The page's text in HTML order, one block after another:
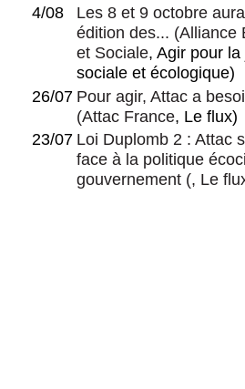
4/08
Les 8 et 9 octobre
édition des... (Alliance
et Sociale, Agir pour
sociale et écologique)
26/07 Pour agir, Attac a
(Attac France, Le flux)
23/07 Loi Duplomb 2 : Attac
face à la politique
gouvernement (, Le